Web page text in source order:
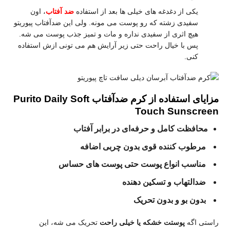
یکی از دغدغه‌ های خیلی‌ ها بعد از استفاده ضد آفتاب، اون
سفیدی زشته که رو پوست می‌ مونه. ولی این ضدآفتاب پیوریتو
هیچ اثری از سفیدی نداره و مات و تمیز جذب پوست می‌ شه.
پس با خیال راحت حتی زیر آرایش هم می‌ تونی ازش استفاده
کنی.
مزایای استفاده از کرم ضدآفتاب Purito Daily Soft
Touch Sunscreen
محافظت کامل و حرفه‌ای در برابر آفتاب
مرطوب‌ کننده قوی بدون چربی اضافه
مناسب انواع پوست حتی پوست‌ های حساس
ضدالتهاب و تسکین‌ دهنده
بدون بو و بدون تحریک
راستی اگه پوستت خشکه یا خیلی راحت تحریک می‌ شه، این